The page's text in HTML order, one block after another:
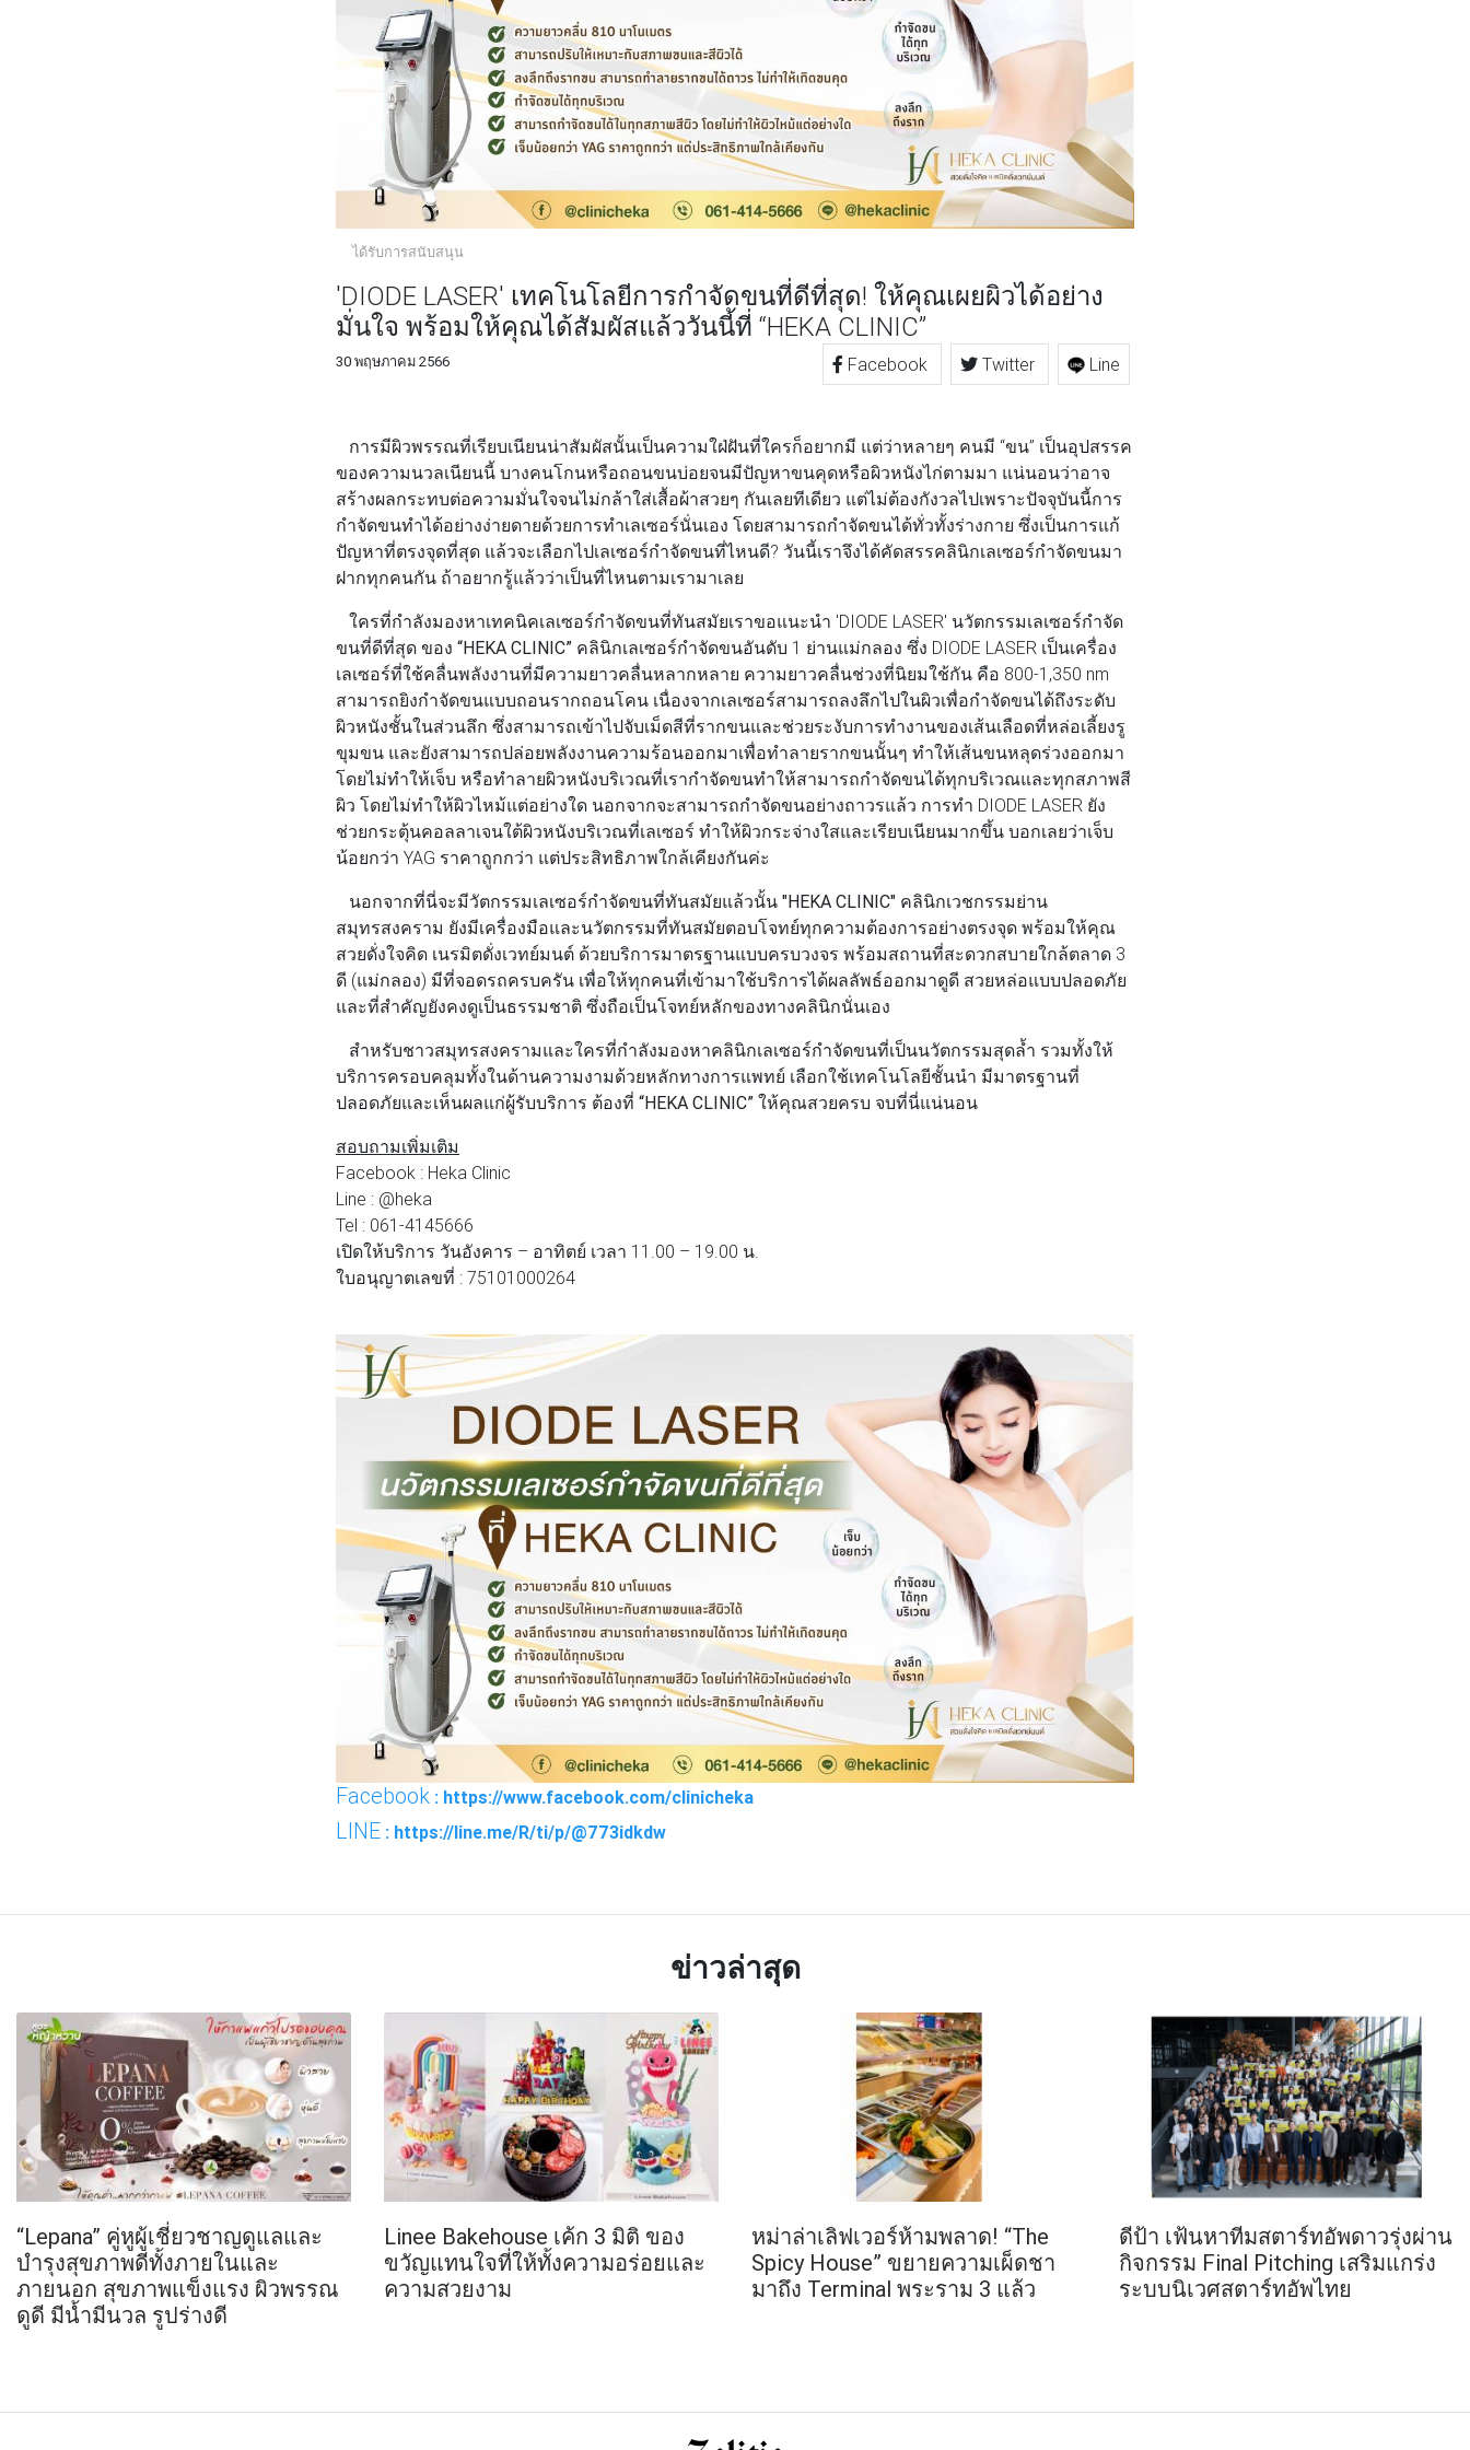
ได้รับการสนับสนุน
'DIODE LASER' เทคโนโลยีการกำจัดขนที่ดีที่สุด! ให้คุณเผยผิวได้อย่าง
มั่นใจ พร้อมให้คุณได้สัมผัสแล้ววันนี้ที่ “HEKA CLINIC”
30 พฤษภาคม 2566 Facebook Twitter
Line
การมีผิวพรรณที่เรียบเนียนน่าสัมผัสนั้นเป็นความใฝ่ฝันที่ใครก็อยากมี แต่ว่าหลายๆ คนมี “ขน” เป็นอุปสรรค
ของความนวลเนียนนี้ บางคนโกนหรือถอนขนบ่อยจนมีปัญหาขนคุดหรือผิวหนังไก่ตามมา แน่นอนว่าอาจ
สร้างผลกระทบต่อความมั่นใจจนไม่กล้าใส่เสื้อผ้าสวยๆ กันเลยทีเดียว แต่ไม่ต้องกังวลไปเพราะปัจจุบันนี้การ
กำจัดขนทำได้อย่างง่ายดายด้วยการทำเลเซอร์นั่นเอง โดยสามารถกำจัดขนได้ทั่วทั้งร่างกาย ซึ่งเป็นการแก้
ปัญหาที่ตรงจุดที่สุด แล้วจะเลือกไปเลเซอร์กำจัดขนที่ไหนดี? วันนี้เราจึงได้คัดสรรคลินิกเลเซอร์กำจัดขนมา
ฝากทุกคนกัน ถ้าอยากรู้แล้วว่าเป็นที่ไหนตามเรามาเลย
ใครที่กำลังมองหาเทคนิคเลเซอร์กำจัดขนที่ทันสมัยเราขอแนะนำ 'DIODE LASER' นวัตกรรมเลเซอร์กำจัด
ขนที่ดีที่สุด ของ “HEKA CLINIC” คลินิกเลเซอร์กำจัดขนอันดับ 1 ย่านแม่กลอง ซึ่ง DIODE LASER เป็นเครื่อง
เลเซอร์ที่ใช้คลื่นพลังงานที่มีความยาวคลื่นหลากหลาย ความยาวคลื่นช่วงที่นิยมใช้กัน คือ 800-1,350 nm
สามารถยิงกำจัดขนแบบถอนรากถอนโคน เนื่องจากเลเซอร์สามารถลงลึกไปในผิวเพื่อกำจัดขนได้ถึงระดับ
ผิวหนังชั้นในส่วนลึก ซึ่งสามารถเข้าไปจับเม็ดสีที่รากขนและช่วยระงับการทำงานของเส้นเลือดที่หล่อเลี้ยงรู
ขุมขน และยังสามารถปล่อยพลังงานความร้อนออกมาเพื่อทำลายรากขนนั้นๆ ทำให้เส้นขนหลุดร่วงออกมา
โดยไม่ทำให้เจ็บ หรือทำลายผิวหนังบริเวณที่เรากำจัดขนทำให้สามารถกำจัดขนได้ทุกบริเวณและทุกสภาพสี
ผิว โดยไม่ทำให้ผิวไหม้แต่อย่างใด นอกจากจะสามารถกำจัดขนอย่างถาวรแล้ว การทำ DIODE LASER ยัง
ช่วยกระตุ้นคอลลาเจนใต้ผิวหนังบริเวณที่เลเซอร์ ทำให้ผิวกระจ่างใสและเรียบเนียนมากขึ้น บอกเลยว่าเจ็บ
น้อยกว่า YAG ราคาถูกกว่า แต่ประสิทธิภาพใกล้เคียงกันค่ะ
นอกจากที่นี่จะมีวัตกรรมเลเซอร์กำจัดขนที่ทันสมัยแล้วนั้น "HEKA CLINIC" คลินิกเวชกรรมย่าน
สมุทรสงคราม ยังมีเครื่องมือและนวัตกรรมที่ทันสมัยตอบโจทย์ทุกความต้องการอย่างตรงจุด พร้อมให้คุณ
สวยดั่งใจคิด เนรมิตดั่งเวทย์มนต์ ด้วยบริการมาตรฐานแบบครบวงจร พร้อมสถานที่สะดวกสบายใกล้ตลาด 3
ดี (แม่กลอง) มีที่จอดรถครบครัน เพื่อให้ทุกคนที่เข้ามาใช้บริการได้ผลลัพธ์ออกมาดูดี สวยหล่อแบบปลอดภัย
และที่สำคัญยังคงดูเป็นธรรมชาติ ซึ่งถือเป็นโจทย์หลักของทางคลินิกนั่นเอง
สำหรับชาวสมุทรสงครามและใครที่กำลังมองหาคลินิกเลเซอร์กำจัดขนที่เป็นนวัตกรรมสุดล้ำ รวมทั้งให้
บริการครอบคลุมทั้งในด้านความงามด้วยหลักทางการแพทย์ เลือกใช้เทคโนโลยีชั้นนำ มีมาตรฐานที่
ปลอดภัยและเห็นผลแก่ผู้รับบริการ ต้องที่ “HEKA CLINIC” ให้คุณสวยครบ จบที่นี่แน่นอน
สอบถามเพิ่มเติม
Facebook : Heka Clinic
Line : @heka
Tel : 061-4145666
เปิดให้บริการ วันอังคาร – อาทิตย์ เวลา 11.00 – 19.00 น.
ใบอนุญาตเลขที่ : 75101000264
Facebook : https://www.facebook.com/clinicheka
LINE : https://line.me/R/ti/p/@773idkdw
ข่าวล่าสุด
“Lepana” คู่หูผู้เชี่ยวชาญดูแลและ
บำรุงสุขภาพดีทั้งภายในและ
ภายนอก สุขภาพแข็งแรง ผิวพรรณ
ดูดี มีน้ำมีนวล รูปร่างดี
Linee Bakehouse เค้ก 3 มิติ ของ
ขวัญแทนใจที่ให้ทั้งความอร่อยและ
ความสวยงาม
หม่าล่าเลิฟเวอร์ห้ามพลาด! “The
Spicy House” ขยายความเผ็ดชา
มาถึง Terminal พระราม 3 แล้ว
ดีป้า เฟ้นหาทีมสตาร์ทอัพดาวรุ่งผ่าน
กิจกรรม Final Pitching เสริมแกร่ง
ระบบนิเวศสตาร์ทอัพไทย